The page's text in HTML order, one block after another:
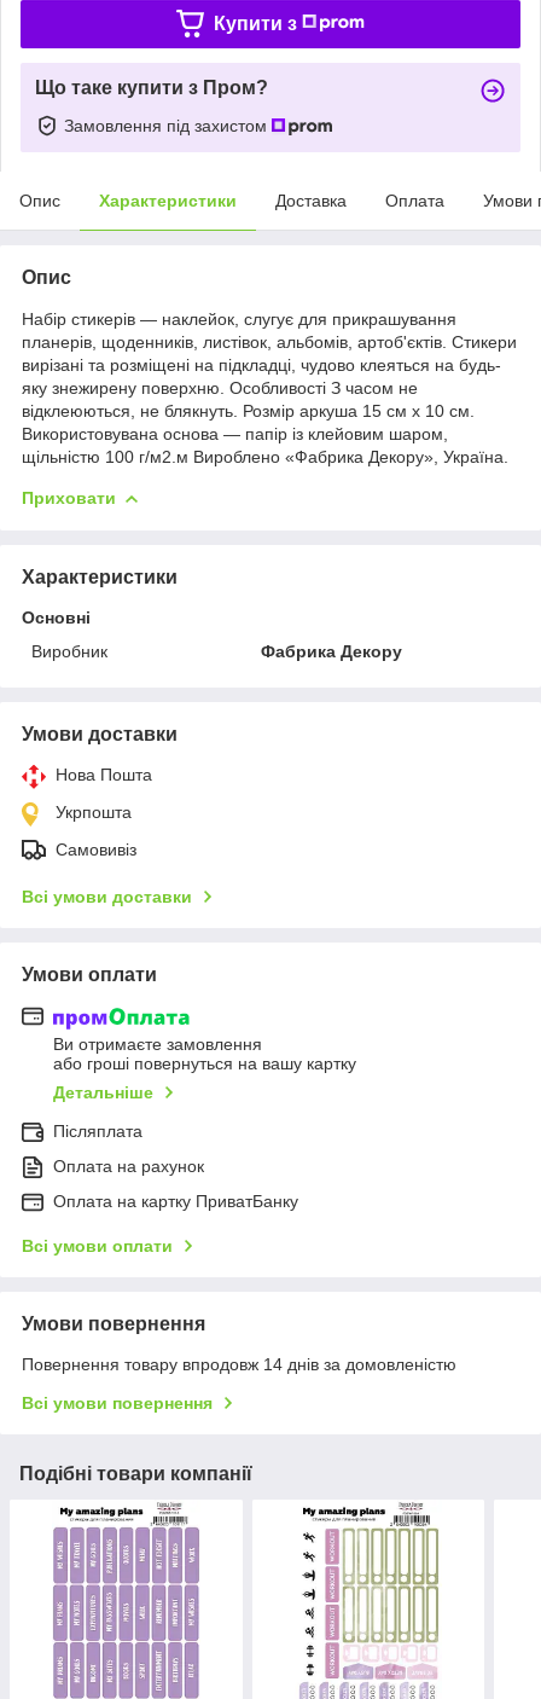
Купити з
Що таке купити з Пром?
Замовлення під захистом
Опис Характеристики Доставка Оплата Умови
Опис
Набір стикерів — наклейок, слугує для прикрашування
планерів, щоденників, листівок, альбомів, артоб'єктів. Стикери
вирізані та розміщені на підкладці, чудово клеяться на будь-
яку знежирену поверхню. Особливості З часом не
відклеюються, не блякнуть. Розмір аркуша 15 см x 10 см.
Використовувана основа — папір із клейовим шаром,
щільністю 100 г/м2.м Вироблено «Фабрика Декору», Україна.
Приховати
Характеристики
Основні
Виробник
Фабрика Декору
Умови доставки
Нова Пошта
Укрпошта
Самовивіз
Всі умови доставки
Умови оплати
Ви отримаєте замовлення
або гроші повернуться на вашу картку
Детальніше
Післяплата
Оплата на рахунок
Оплата на картку ПриватБанку
Всі умови оплати
Умови повернення
Повернення товару впродовж 14 днів за домовленістю
Всі умови повернення
Подібні товари компанії